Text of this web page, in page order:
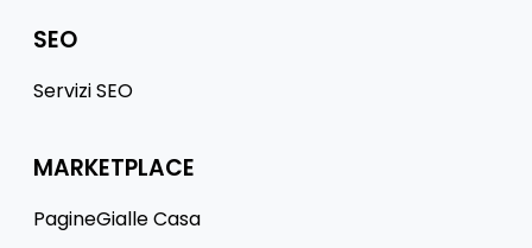
SEO
Servizi SEO
MARKETPLACE
PagineGialle Casa